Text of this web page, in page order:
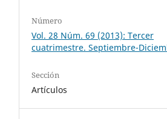
Número
Vol. 28 Núm. 69 (2013): Tercer
cuatrimestre. Septiembre-
Sección
Artículos